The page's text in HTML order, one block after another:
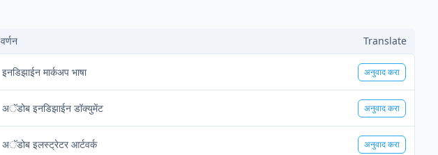
वर्णन Translate
इनडिझाईन मार्कअप भाषा अनुवाद करा
अॅडोब इनडिझाईन डॉक्युमेंट अनुवाद करा
अॅडोब इलस्ट्रेटर आर्टवर्क अनुवाद करा